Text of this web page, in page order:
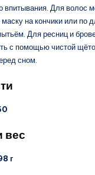
впитывания. Для волос
маску на кончики или по
Для ресниц и
с помощью чистой
сном.
вес
г